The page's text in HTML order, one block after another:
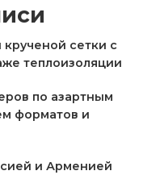
сетки с
теплоизоляции
по азартным
форматов и
и Арменией